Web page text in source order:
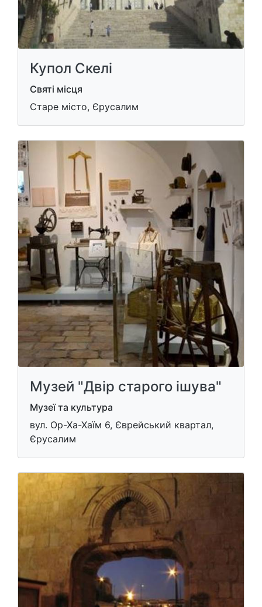
Купол Скелі
Святі місця
Старе місто, Єрусалим
Музей "Двір старого ішува"
Музеї та культура
вул. Ор-Ха-Хаїм 6, Єврейський квартал,
Єрусалим